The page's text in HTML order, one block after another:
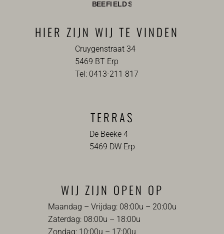
HIER ZIJN WIJ TE VINDEN
Cruygenstraat 34
5469 BT Erp
Tel: 0413-211 817
TERRAS
De Beeke 4
5469 DW Erp
WIJ ZIJN OPEN OP
Maandag – Vrijdag: 08:00u – 20:00u
Zaterdag: 08:00u – 18:00u
Zondag: 10:00u – 17:00u